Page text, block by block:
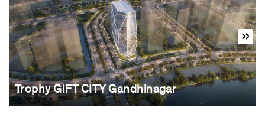
Trophy GIFT CITY Gandhinagar